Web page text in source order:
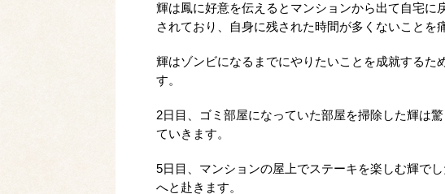
輝は鳳に好意を伝えるとマンションから出て自宅に
されており、自身に残された時間が多くないことを
輝はゾンビになるまでにやりたいことを成就するた
す。
2日目、ゴミ部屋になっていた部屋を掃除した輝は
ていきます。
5日目、マンションの屋上でステーキを楽しむ輝で
へと赴きます。